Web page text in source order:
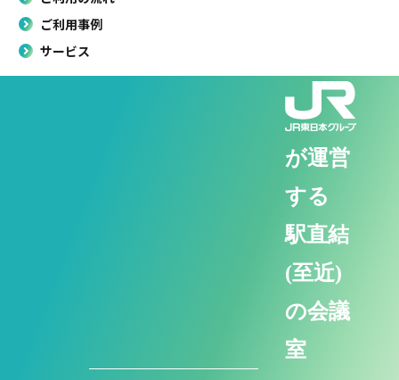
ご利用事例
サービス
が運営
する
駅直結
(至近)
の会議
室